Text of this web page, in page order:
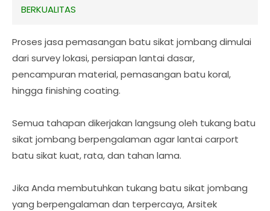
BERKUALITAS
Proses jasa pemasangan batu sikat jombang dimulai
dari survey lokasi, persiapan lantai dasar,
pencampuran material, pemasangan batu koral,
hingga finishing coating.
Semua tahapan dikerjakan langsung oleh tukang batu
sikat jombang berpengalaman agar lantai carport
batu sikat kuat, rata, dan tahan lama.
Jika Anda membutuhkan tukang batu sikat jombang
yang berpengalaman dan terpercaya, Arsitek